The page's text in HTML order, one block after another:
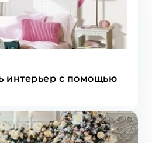
интерьер с помощью